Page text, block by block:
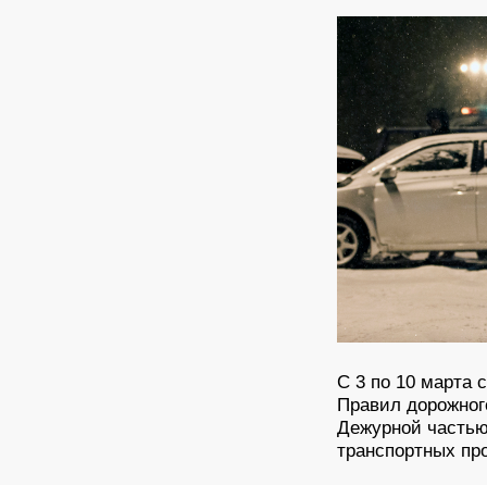
С 3 по 10 марта
Правил
Дежурной
транспортных